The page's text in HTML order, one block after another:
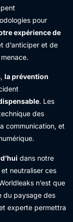
pour
expérience de
d’anticiper et de
la prévention
. Les
des
communication, et
dans notre
neutraliser ces
n’est que
du paysage des
experte permettra